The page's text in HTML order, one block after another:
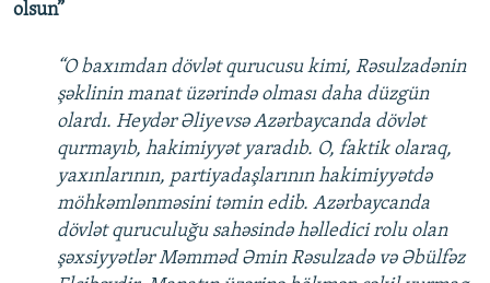
olsun”
“O baxımdan dövlət qurucusu kimi, Rəsulzadənin
şəklinin manat üzərində olması daha düzgün
olardı. Heydər Əliyevsə Azərbaycanda dövlət
qurmayıb, hakimiyyət yaradıb. O, faktik olaraq,
yaxınlarının, partiyadaşlarının hakimiyyətdə
möhkəmlənməsini təmin edib. Azərbaycanda
dövlət quruculuğu sahəsində həlledici rolu olan
şəxsiyyətlər Məmməd Əmin Rəsulzadə və Əbülfəz